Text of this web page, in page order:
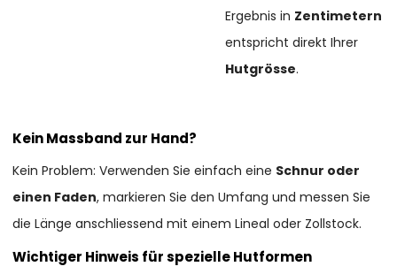
Ergebnis in Zentimetern
entspricht direkt Ihrer
Hutgrösse.
Kein Massband zur Hand?
Kein Problem: Verwenden Sie einfach eine Schnur oder
einen Faden, markieren Sie den Umfang und messen Sie
die Länge anschliessend mit einem Lineal oder Zollstock.
Wichtiger Hinweis für spezielle Hutformen